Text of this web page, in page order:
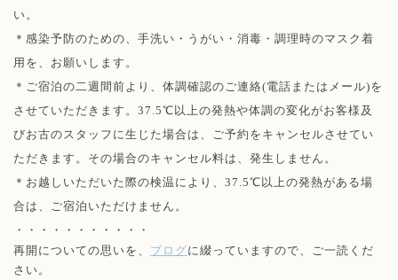
い。
＊感染予防のための、手洗い・うがい・消毒・調理時のマスク着
用を、お願いします。
＊ご宿泊の二週間前より、体調確認のご連絡(電話またはメール)を
させていただきます。37.5℃以上の発熱や体調の変化がお客様及
びお古のスタッフに生じた場合は、ご予約をキャンセルさせてい
ただきます。その場合のキャンセル料は、発生しません。
＊お越しいただいた際の検温により、37.5℃以上の発熱がある場
合は、ご宿泊いただけません。
・・・・・・・・・・・
再開についての思いを、 ブログに綴っていますので、ご一読くだ
さい。